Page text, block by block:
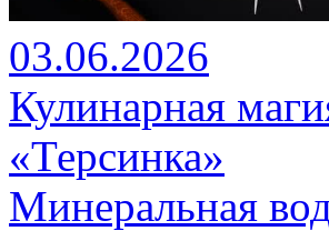
03.06.2026
Кулинарная
«Терсинка»
Минеральная